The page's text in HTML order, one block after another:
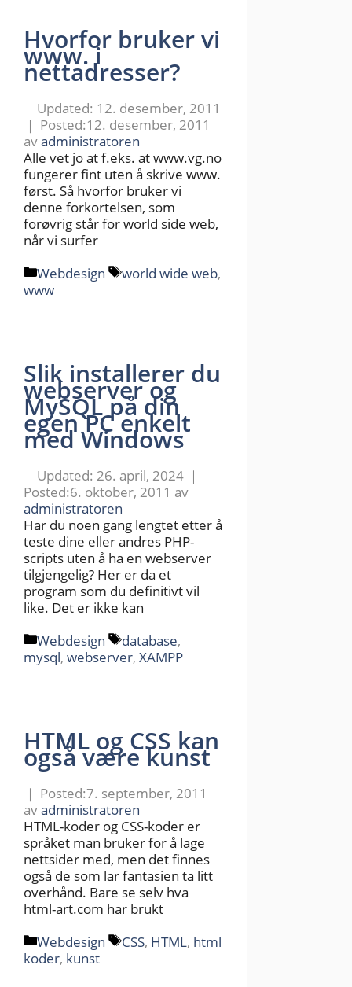
Hvorfor bruker vi
www. i
nettadresser?
12. desember, 2011
12. desember, 2011
avadministratoren
Alle vet jo at f.eks. at www.vg.no
fungerer fint uten å skrive www.
først. Så hvorfor bruker vi
denne forkortelsen, som
forøvrig står for world side web,
når vi surfer
Kategorier
Webdesign Stikkord
world wide web,
www
Slik installerer du
webserver og
MySQL på din
egen PC enkelt
med Windows
26. april, 2024
6. oktober, 2011 av
administratoren
Har du noen gang lengtet etter å
teste dine eller andres PHP-
scripts uten å ha en webserver
tilgjengelig? Her er da et
program som du definitivt vil
like. Det er ikke kan
Kategorier
Webdesign Stikkord
database,
mysql, webserver, XAMPP
HTML og CSS kan
også være kunst
7. september, 2011
avadministratoren
HTML-koder og CSS-koder er
språket man bruker for å lage
nettsider med, men det finnes
også de som lar fantasien ta litt
overhånd. Bare se selv hva
html-art.com har brukt
Kategorier
Webdesign Stikkord
CSS, HTML, html
koder, kunst